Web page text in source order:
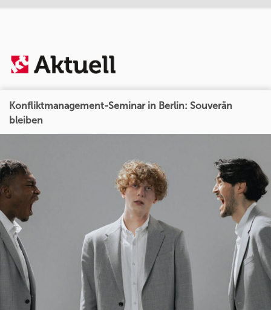
Konfliktmanagement-Seminar in Berlin: Souverän
bleiben